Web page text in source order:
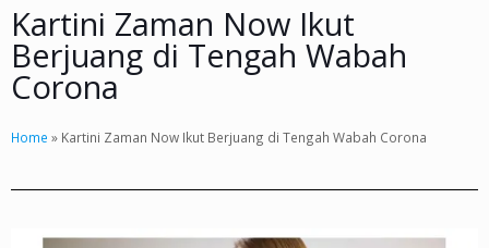
Kartini Zaman Now Ikut
Berjuang di Tengah Wabah
Corona
Home » Kartini Zaman Now Ikut Berjuang di Tengah Wabah Corona